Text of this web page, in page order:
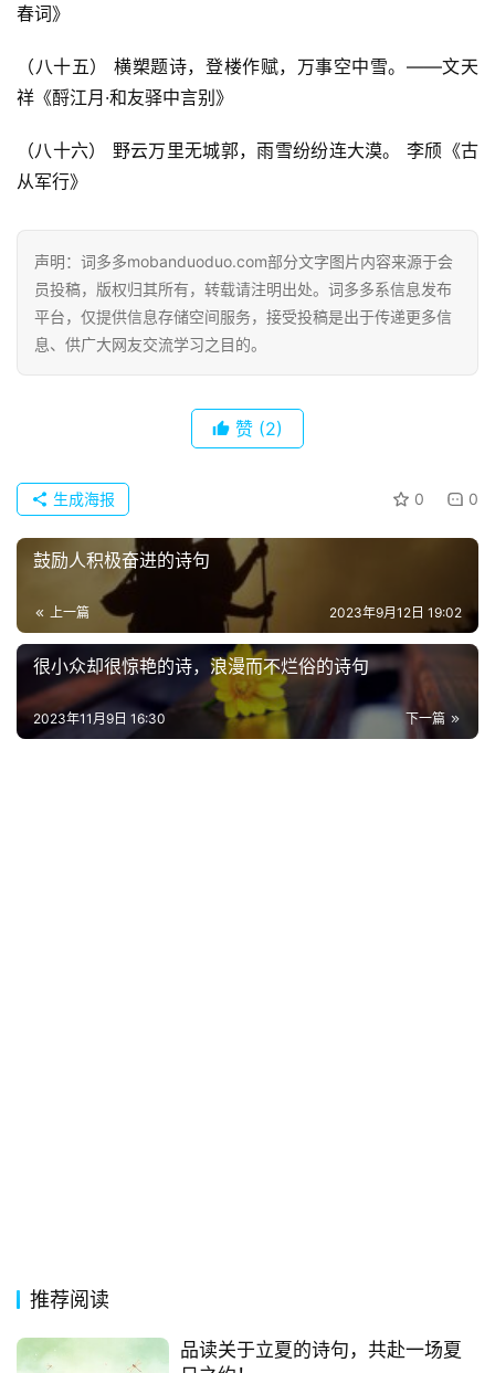
春词》
（八十五） 横槊题诗，登楼作赋，万事空中雪。——文天
祥《酹江月·和友驿中言别》
（八十六） 野云万里无城郭，雨雪纷纷连大漠。 李颀《古
从军行》
声明：词多多mobanduoduo.com部分文字图片内容来源于会
员投稿，版权归其所有，转载请注明出处。词多多系信息发布
平台，仅提供信息存储空间服务，接受投稿是出于传递更多信
息、供广大网友交流学习之目的。
赞 (2)
0 0
生成海报
鼓励人积极奋进的诗句
上一篇 2023年9月12日 19:02
很小众却很惊艳的诗，浪漫而不烂俗的诗句
下一篇
2023年11月9日 16:30
推荐阅读
品读关于立夏的诗句，共赴一场夏